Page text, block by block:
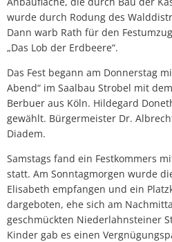
wurde durch Rodung des
Dann warb Rath für den
„Das Lob der Erdbeere“.
Das Fest begann am Donnerstag
Abend“ im Saalbau Strobel mit
Berbuer aus Köln. Hildegard
gewählt. Bürgermeister Dr.
Diadem.
Samstags fand ein Festkommers
statt. Am Sonntagmorgen wurde
Elisabeth empfangen und ein
dargeboten, ehe sich am
geschmückten Niederlahnsteiner
Kinder gab es einen